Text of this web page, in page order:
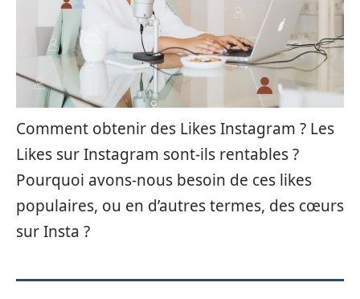
Comment obtenir des Likes Instagram ? Les
Likes sur Instagram sont-ils rentables ?
Pourquoi avons-nous besoin de ces likes
populaires, ou en d’autres termes, des cœurs
sur Insta ?